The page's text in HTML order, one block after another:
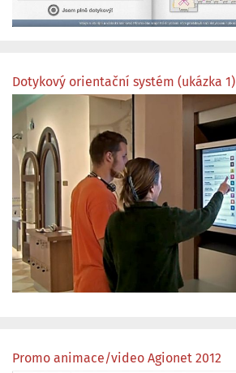
Dotykový orientační systém (ukázka 1)
Promo animace/video Agionet 2012